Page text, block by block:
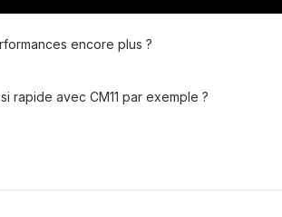
encore plus ?
rapide avec CM11 par exemple ?